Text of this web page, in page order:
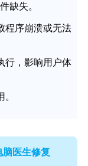
缺失。
程序崩溃或无法
行，影响用户体
脑医生修复